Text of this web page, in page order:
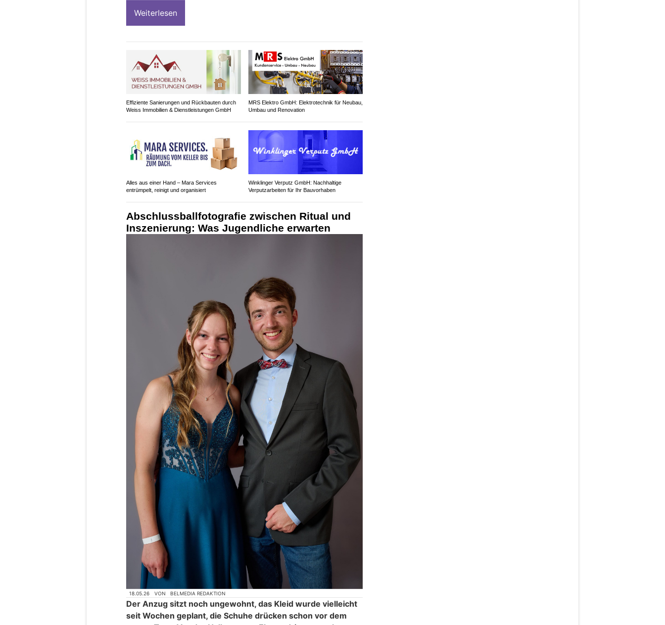
Weiterlesen
Effiziente Sanierungen und Rückbauten durch
Weiss Immobilien & Dienstleistungen GmbH
MRS Elektro GmbH: Elektrotechnik für Neubau,
Umbau und Renovation
Alles aus einer Hand – Mara Services
entrümpelt, reinigt und organisiert
Winklinger Verputz GmbH: Nachhaltige
Verputzarbeiten für Ihr Bauvorhaben
Abschlussballfotografie zwischen Ritual und
Inszenierung: Was Jugendliche erwarten
18.05.26 VON BELMEDIA REDAKTION
Der Anzug sitzt noch ungewohnt, das Kleid wurde vielleicht
seit Wochen geplant, die Schuhe drücken schon vor dem